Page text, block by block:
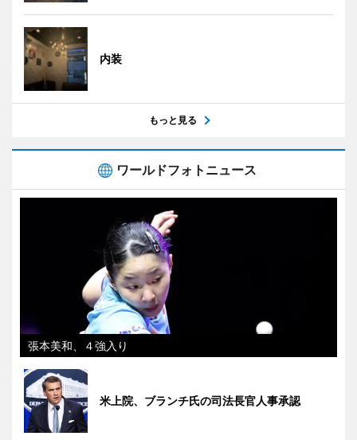
内装
もっと見る
ワールドフォトニュース
張本美和、４強入り
米上院、ブランチ氏の司法長官人事承認